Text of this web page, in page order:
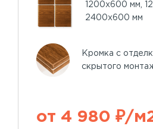
1200х600 мм,
2400х600 мм
Кромка с
скрытого
от 4 980 ₽/